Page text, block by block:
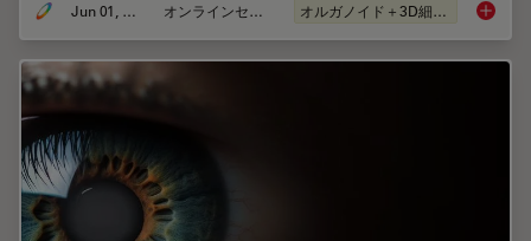
Jun 01, 2026 オンラインセミナー オルガノイド＋3D細胞培養